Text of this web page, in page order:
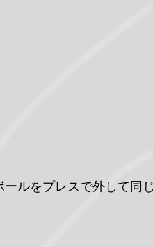
ルをプレスで外して同